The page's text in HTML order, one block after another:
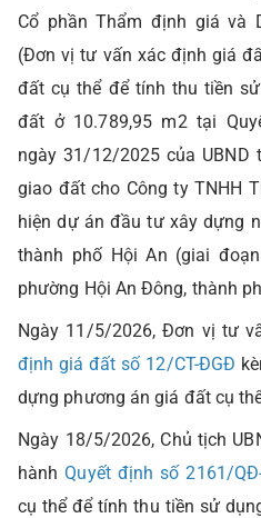
Cổ phần Thẩm định giá và
(Đơn vị tư vấn xác định giá
đất cụ thể để tính thu tiền
đất ở 10.789,95 m2 tại
ngày 31/12/2025 của UBND
giao đất cho Công ty TNHH
hiện dự án đầu tư xây dựng
thành phố Hội An (giai
phường Hội An Đông, thành
Ngày 11/5/2026, Đơn vị tư
định giá đất số 12/CT-ĐGĐ
dựng phương án giá đất cụ
Ngày 18/5/2026, Chủ tịch
hànhQuyết định số 2161/
cụ thể để tính thu tiền sử